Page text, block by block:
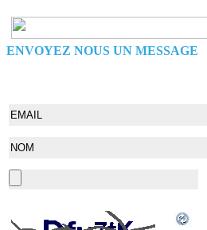
ENVOYEZ NOUS UN MESSAGE